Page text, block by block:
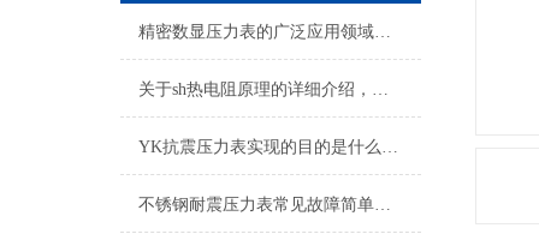
精密数显压力表的广泛应用领域和使用时的注意事项
关于sh热电阻原理的详细介绍，记得收藏哦
YK抗震压力表实现的目的是什么？从名字中就可以略知一二
不锈钢耐震压力表常见故障简单分析，本文了解